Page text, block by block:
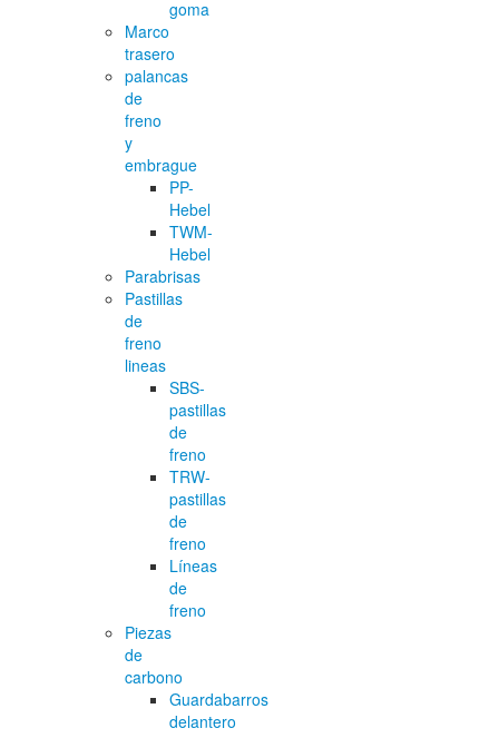
goma
Marco
trasero
palancas
de
freno
y
embrague
PP-
Hebel
TWM-
Hebel
Parabrisas
Pastillas
de
freno
lineas
SBS-
pastillas
de
freno
TRW-
pastillas
de
freno
Líneas
de
freno
Piezas
de
carbono
Guardabarros
delantero